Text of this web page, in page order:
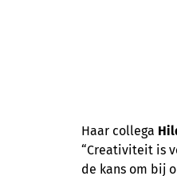
Haar collega
“Creativiteit is
de kans om bij